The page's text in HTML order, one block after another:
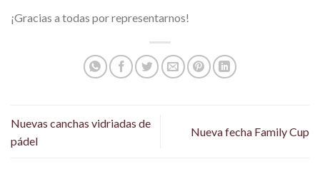
¡Gracias a todas por representarnos!
Nuevas canchas vidriadas de
pádel
Nueva fecha Family Cup